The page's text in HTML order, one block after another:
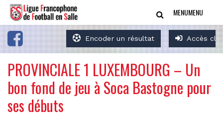
Encoder un résultat Accès
MENUMENU
PROVINCIALE 1 LUXEMBOURG – Un
bon fond de jeu à Soca Bastogne pour
ses débuts